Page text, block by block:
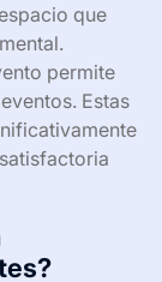
que
permite
Estas